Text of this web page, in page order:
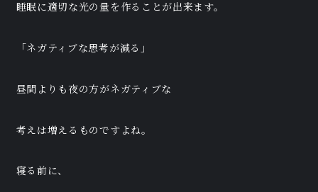
睡眠に適切な光の量を作ることが出来ます。
「ネガティブな思考が減る」
昼間よりも夜の方がネガティブな
考えは増えるものですよね。
寝る前に、